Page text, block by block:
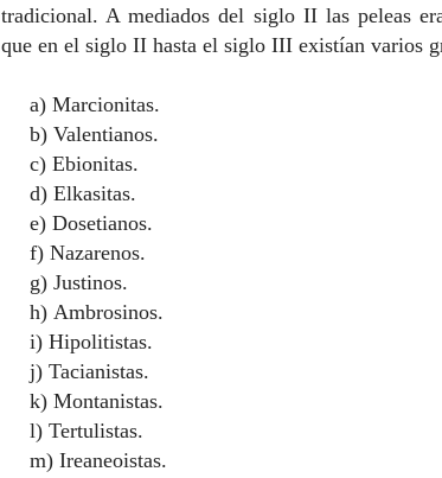
tradicional. A mediados del siglo II las peleas
que en el siglo II hasta el siglo III existían varios
a) Marcionitas.
b) Valentianos.
c) Ebionitas.
d) Elkasitas.
e) Dosetianos.
f) Nazarenos.
g) Justinos.
h) Ambrosinos.
i) Hipolitistas.
j) Tacianistas.
k) Montanistas.
l) Tertulistas.
m) Ireaneoistas.